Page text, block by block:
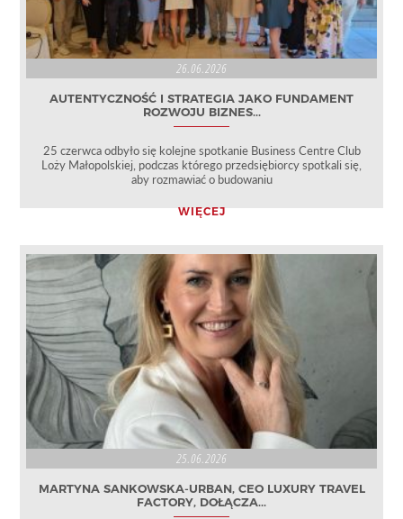
26.06.2026
AUTENTYCZNOŚĆ I STRATEGIA JAKO FUNDAMENT
ROZWOJU BIZNES...
25 czerwca odbyło się kolejne spotkanie Business Centre Club
Loży Małopolskiej, podczas którego przedsiębiorcy spotkali się,
aby rozmawiać o budowaniu
WIĘCEJ
25.06.2026
MARTYNA SANKOWSKA-URBAN, CEO LUXURY TRAVEL
FACTORY, DOŁĄCZA...